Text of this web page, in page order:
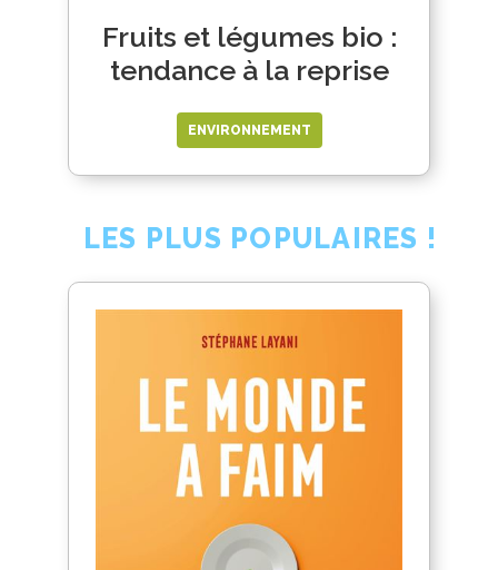
Fruits et légumes bio :
tendance à la reprise
ENVIRONNEMENT
LES PLUS POPULAIRES !